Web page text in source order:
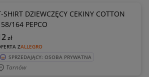
SHIRT DZIEWCZĘCY CEKINY COTTON
164 PEPCO
ZALLEGRO
zł
SPRZEDAJĄCY: OSOBA PRYWATNA
Tarnów